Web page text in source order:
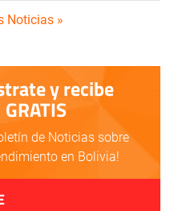
Noticias »
y recibe
GRATIS
de Noticias sobre
en Bolivia!